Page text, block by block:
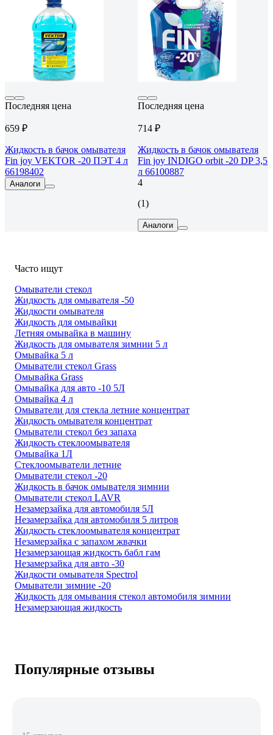
Последняя цена
659 ₽
Жидкость в бачок омывателя
Fin joy VEKTOR -20 ПЭТ 4 л
66198402
Аналоги
Последняя цена
714 ₽
Жидкость в бачок омывателя
Fin joy INDIGO orbit -20 DP 3,5
л 66100887
4
(1)
Аналоги
Часто ищут
Омыватели стекол
Жидкость для омывателя -50
Жидкости омывателя
Жидкость для омывайки
Летняя омывайка в машину
Жидкость для омывателя зимнии 5 л
Омывайка 5 л
Омыватели стекол Grass
Омывайка Grass
Омывайка для авто -10 5Л
Омывайка 4 л
Омыватели для стекла летние концентрат
Жидкость омывателя концентрат
Омыватели стекол без запаха
Жидкость стеклоомывателя
Омывайка 1Л
Стеклоомыватели летние
Омыватели стекол -20
Жидкость в бачок омывателя зимнии
Омыватели стекол LAVR
Незамерзайка для автомобиля 5Л
Незамерзайка для автомобиля 5 литров
Жидкость стеклоомывателя концентрат
Незамерзайка с запахом жвачки
Незамерзающая жидкость бабл гам
Незамерзайка для авто -30
Жидкости омывателя Spectrol
Омыватели зимние -20
Жидкость для омывания стекол автомобиля зимнии
Незамерзающая жидкость
Популярные отзывы